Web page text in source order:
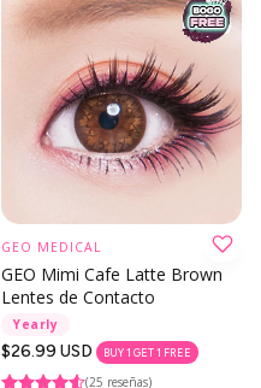
GEO MEDICAL
GEO Mimi Cafe Latte Brown
Lentes de Contacto
Yearly
Precio
regular
$26.99 USD BUY 1 GET 1 FREE
(25 reseñas)